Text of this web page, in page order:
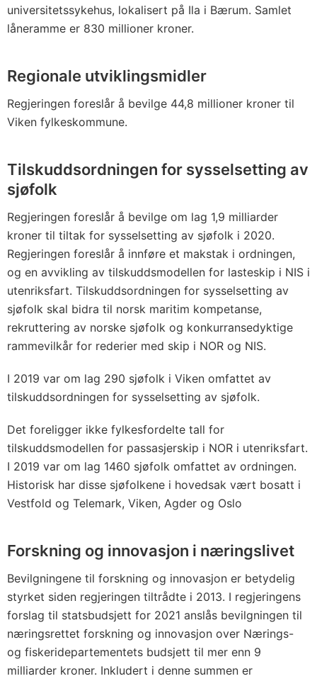
universitetssykehus, lokalisert på Ila i Bærum. Samlet
låneramme er 830 millioner kroner.
Regionale utviklingsmidler
Regjeringen foreslår å bevilge 44,8 millioner kroner til
Viken fylkeskommune.
Tilskuddsordningen for sysselsetting av
sjøfolk
Regjeringen foreslår å bevilge om lag 1,9 milliarder
kroner til tiltak for sysselsetting av sjøfolk i 2020.
Regjeringen foreslår å innføre et makstak i ordningen,
og en avvikling av tilskuddsmodellen for lasteskip i NIS i
utenriksfart. Tilskuddsordningen for sysselsetting av
sjøfolk skal bidra til norsk maritim kompetanse,
rekruttering av norske sjøfolk og konkurransedyktige
rammevilkår for rederier med skip i NOR og NIS.
I 2019 var om lag 290 sjøfolk i Viken omfattet av
tilskuddsordningen for sysselsetting av sjøfolk.
Det foreligger ikke fylkesfordelte tall for
tilskuddsmodellen for passasjerskip i NOR i utenriksfart.
I 2019 var om lag 1460 sjøfolk omfattet av ordningen.
Historisk har disse sjøfolkene i hovedsak vært bosatt i
Vestfold og Telemark, Viken, Agder og Oslo
Forskning og innovasjon i næringslivet
Bevilgningene til forskning og innovasjon er betydelig
styrket siden regjeringen tiltrådte i 2013. I regjeringens
forslag til statsbudsjett for 2021 anslås bevilgningen til
næringsrettet forskning og innovasjon over Nærings-
og fiskeridepartementets budsjett til mer enn 9
milliarder kroner. Inkludert i denne summen er